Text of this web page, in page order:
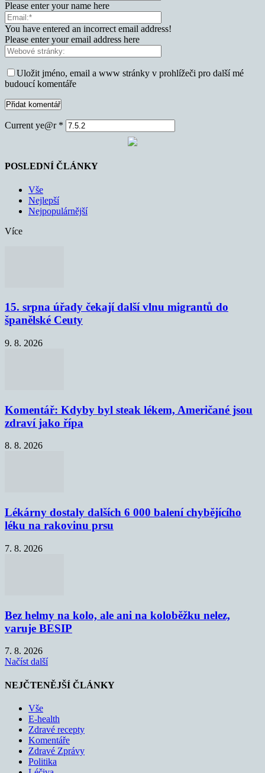
Please enter your name here
You have entered an incorrect email address!
Please enter your email address here
Uložit jméno, email a www stránky v prohlížeči pro další mé
budoucí komentáře
Current ye@r *
POSLEDNÍ ČLÁNKY
Vše
Nejlepší
Nejpopulárnější
Více
15. srpna úřady čekají další vlnu migrantů do
španělské Ceuty
9. 8. 2026
Komentář: Kdyby byl steak lékem, Američané jsou
zdraví jako řípa
8. 8. 2026
Lékárny dostaly dalších 6 000 balení chybějícího
léku na rakovinu prsu
7. 8. 2026
Bez helmy na kolo, ale ani na koloběžku nelez,
varuje BESIP
7. 8. 2026
Načíst další
NEJČTENĚJŠÍ ČLÁNKY
Vše
E-health
Zdravé recepty
Komentáře
Zdravé Zprávy
Politika